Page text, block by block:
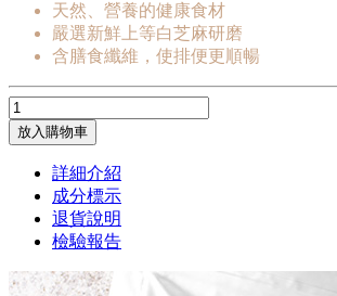
天然、營養的健康食材
嚴選新鮮上等白芝麻研磨
含膳食纖維，使排便更順暢
放入購物車
詳細介紹
成分標示
退貨說明
檢驗報告